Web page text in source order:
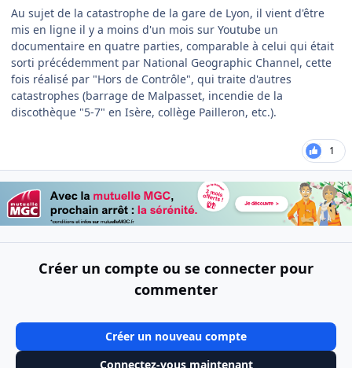
Au sujet de la catastrophe de la gare de Lyon, il vient d'être
mis en ligne il y a moins d'un mois sur Youtube un
documentaire en quatre parties, comparable à celui qui était
sorti précédemment par National Geographic Channel, cette
fois réalisé par "Hors de Contrôle", qui traite d'autres
catastrophes (barrage de Malpasset, incendie de la
discothèque "5-7" en Isère, collège Pailleron, etc.).
1
Créer un compte ou se connecter pour
commenter
Créer un nouveau compte
Connectez-vous maintenant